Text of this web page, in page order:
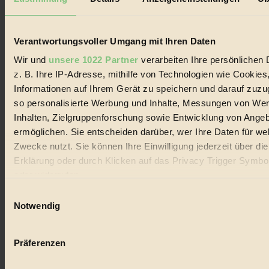
Verantwortungsvoller Umgang mit Ihren Daten
Wir und unsere 1022 Partner verarbeiten Ihre persönlichen
z. B. Ihre IP-Adresse, mithilfe von Technologien wie
Informationen auf Ihrem Gerät zu speichern und darauf
so personalisierte Werbung und Inhalte, Messungen von
Inhalten, Zielgruppenforschung sowie Entwicklung von
ermöglichen. Sie entscheiden darüber, wer Ihre Daten für
Zwecke nutzt. Sie können Ihre Einwilligung jederzeit über
Erklärung oder durch Klicken auf das Privacy Trigger
Wenn Sie es erlauben, würden wir auch gerne:
Ihr Gerät durch aktives Scannen nach bestimmten
Notwendig
Präferenzen
Biorama steht für einen nachhaltigen Lebensstil und bewussten
Lebenswandel. Es ist eine moderne Plattform für Ideen, Menschen
Handels mit Bioprodukten, des Fair-Trade sowie der Branche
alternativer Energien.
Social Media
22.601 Fans auf Facebook
3.415 Follower auf Twitter
Folge uns auf Instagram
Themen
Bio
Vegan